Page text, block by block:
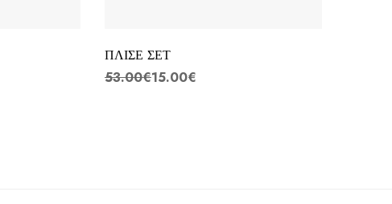
ΠΛΙΣΕ ΣΕΤ
53.00€15.00€